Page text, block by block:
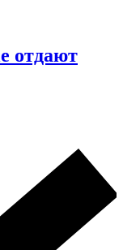
отдают